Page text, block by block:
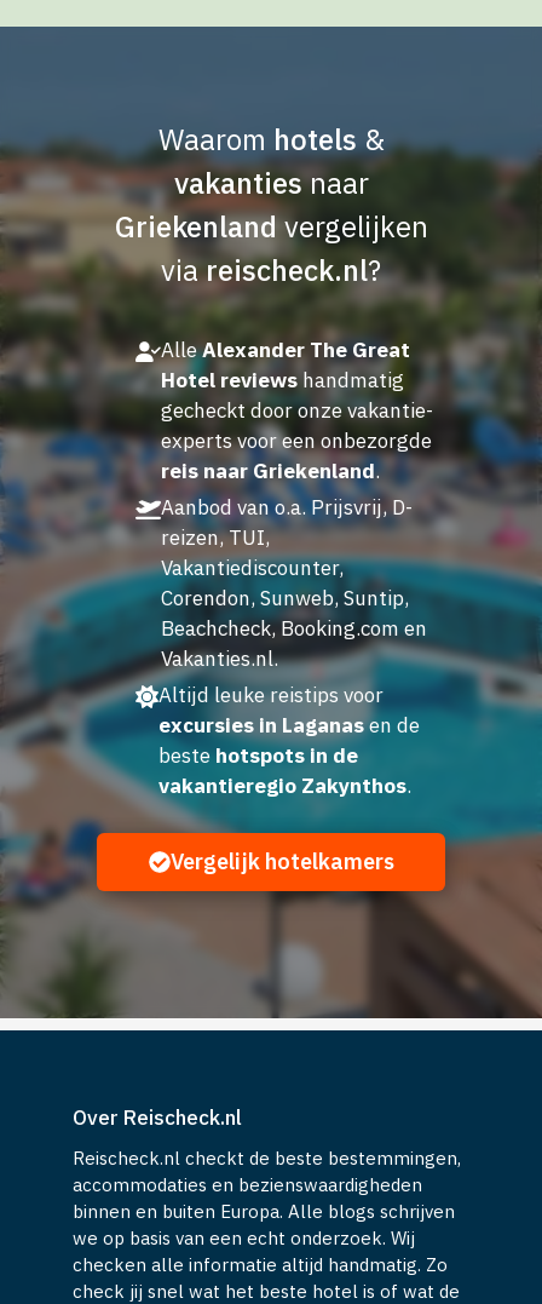
Waarom hotels &
vakantiesnaar
Griekenlandvergelijken
viareischeck.nl?
AlleAlexander The Great
Hotel reviewshandmatig
gecheckt door onze vakantie-
experts voor een onbezorgde
reis naar Griekenland.
Aanbod van o.a. Prijsvrij, D-
reizen, TUI,
Vakantiediscounter,
Corendon, Sunweb, Suntip,
Beachcheck, Booking.com en
Vakanties.nl.
Altijd leuke reistips voor
excursies in Laganasen de
beste hotspots in de
vakantieregio Zakynthos.
Vergelijk hotelkamers
Over Reischeck.nl
Reischeck.nl checkt de beste bestemmingen,
accommodaties en bezienswaardigheden
binnen en buiten Europa. Alle blogs schrijven
we op basis van een echt onderzoek. Wij
checken alle informatie altijd handmatig. Zo
check jij snel wat het beste hotel is of wat de